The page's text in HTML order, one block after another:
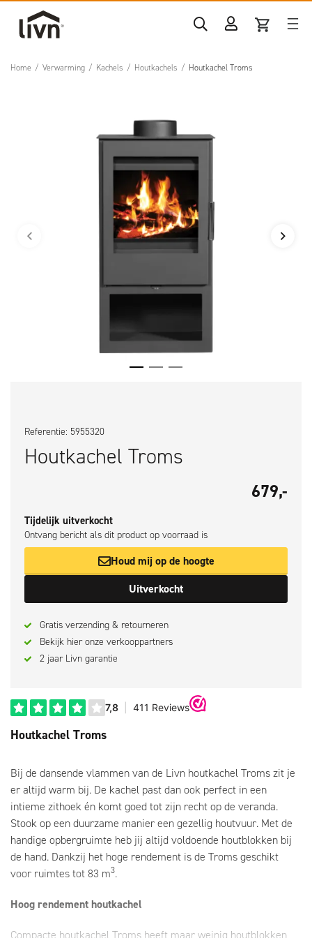
Home / Verwarming / Kachels / Houtkachels / Houtkachel Troms
Referentie: 5955320
Houtkachel Troms
679,-
Tijdelijk uitverkocht
Ontvang bericht als dit product op voorraad is
Houd mij op de hoogte
Uitverkocht
Gratis verzending & retourneren
Bekijk hier onze verkooppartners
2 jaar Livn garantie
Houtkachel Troms
Bij de dansende vlammen van de Livn houtkachel Troms zit je
er altijd warm bij. De kachel past dan ook perfect in een
intieme zithoek én komt goed tot zijn recht op de veranda.
Stook op een duurzame manier een gezellig houtvuur. Met de
handige opbergruimte heb jij altijd voldoende houtblokken bij
de hand. Dankzij het hoge rendement is de Troms geschikt
voor ruimtes tot 83 m3.
Hoog rendement houtkachel
Compacte houtkachel Troms heeft maar weinig houtblokken